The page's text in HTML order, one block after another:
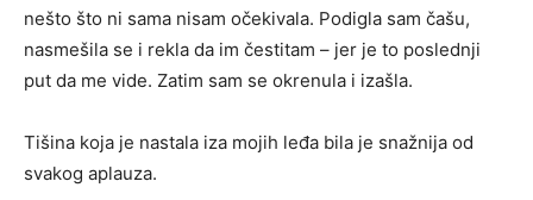
nešto što ni sama nisam očekivala. Podigla sam čašu,
nasmešila se i rekla da im čestitam – jer je to poslednji
put da me vide. Zatim sam se okrenula i izašla.
Tišina koja je nastala iza mojih leđa bila je snažnija od
svakog aplauza.